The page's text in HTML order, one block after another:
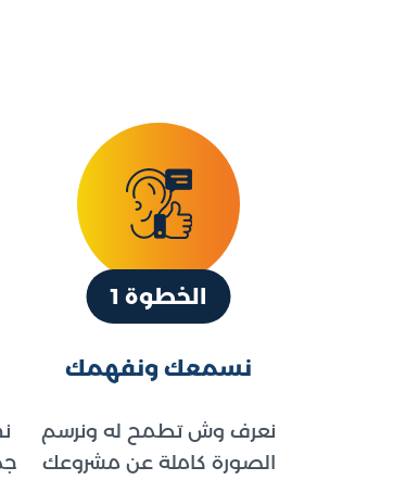
الخطوة 1
نسمعك ونفهمك
نعرف وش تطمح له ونرسم
الصورة كاملة عن مشروعك